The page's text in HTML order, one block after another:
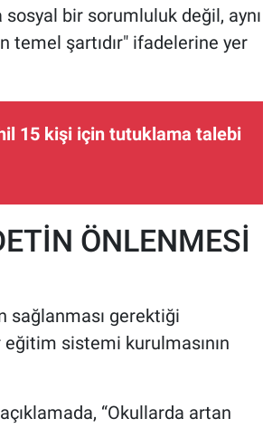
sosyal bir sorumluluk değil, aynı
şartıdır" ifadelerine yer
15 kişi için tutuklama talebi
ÖNLENMESİ
sağlanması gerektiği
sistemi kurulmasının
“Okullarda artan